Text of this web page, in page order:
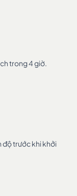
trong 4 giờ.
độ trước khi khởi